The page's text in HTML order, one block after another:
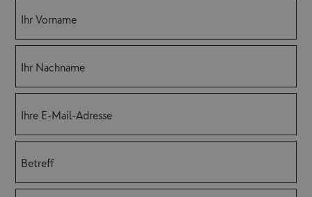
Ihr Vorname
Ihr Nachname
Ihre E-Mail-Adresse
Betreff